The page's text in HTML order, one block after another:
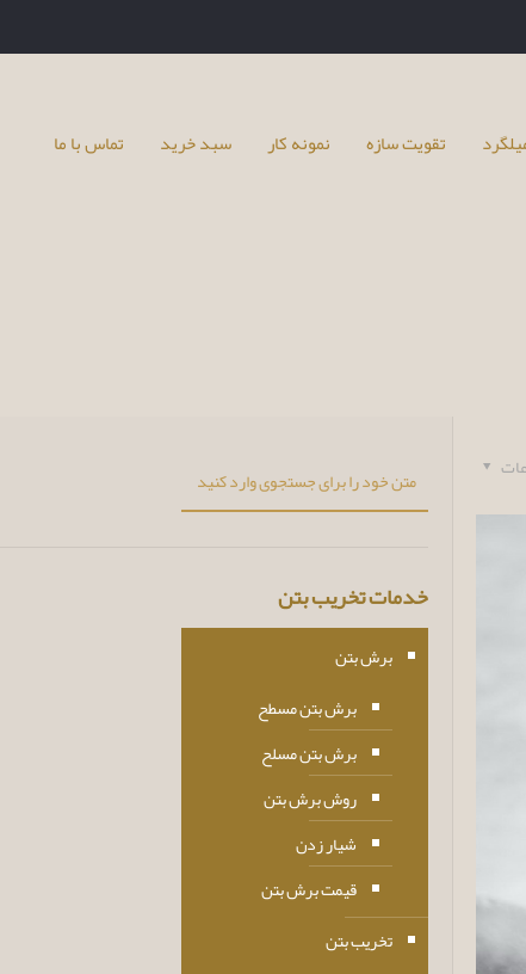
تقویت سازه نمونه کار سبد خرید تماس با ما
خدمات تخریب بتن
برش بتن
برش بتن مسطح
برش بتن مسلح
روش برش بتن
شیار زدن
قیمت برش بتن
تخریب بتن